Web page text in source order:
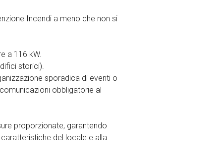
Incendi a meno che non si
a 116 kW.
storici).
sporadica di eventi o
obbligatorie al
proporzionate, garantendo
del locale e alla